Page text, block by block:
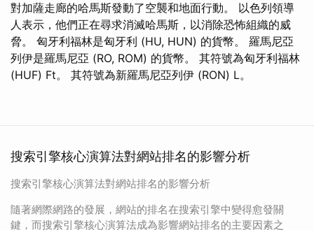
對加薩走廊的哈馬斯發動了空襲和地面行動。 以色列領導
人表示，他們正在尋求消滅哈馬斯，以消除恐怖組織的威
脅。 匈牙利福林是匈牙利 (HU, HUN) 的貨幣。 羅馬尼亞
列伊是羅馬尼亞 (RO, ROM) 的貨幣。 其符號為匈牙利福林
(HUF) Ft。 其符號為新羅馬尼亞列伊 (RON) L。
搜索引擎核心演算法對網站排名的影響分析
搜索引擎核心演算法對網站排名的影響分析
隨著網際網路的發展，網站的排名在搜索引擎中變得愈發關
鍵，而搜索引擎核心演算法成為影響網站排名的主要因素之